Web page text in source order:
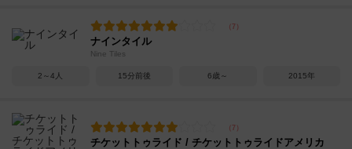
ナインタイル
Nine Tiles
2～4人 15分前後 6歳～ 2015年
チケットトゥライド / チケットトゥライドアメリカ